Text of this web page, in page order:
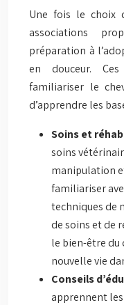
Une fois le choix
associations
préparation à
en douceur.
familiariser le
d’apprendre les
Soins et
soins
manipulation
familiariser
techniques de
de soins et de
le bien-être du
nouvelle vie
Conseils
apprennent